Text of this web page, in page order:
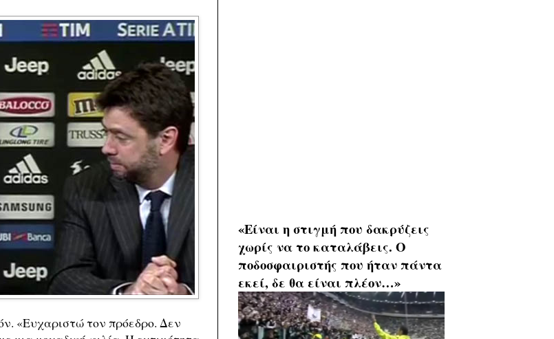
«Ευχαριστώ τον πρόεδρο. Δεν
«Είναι η στιγμή που δακρύζεις
χωρίς να το καταλάβεις. Ο
ποδοσφαιριστής που ήταν πάντα
εκεί, δε θα είναι πλέον…»